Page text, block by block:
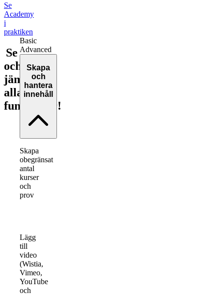
Se
Academy
i
praktiken
Se
och
jämför
alla
funktioner!
Basic
Advanced
Skapa
och
hantera
innehåll
Skapa
obegränsat
antal
kurser
och
prov
Lägg
till
video
(Wistia,
Vimeo,
YouTube
och